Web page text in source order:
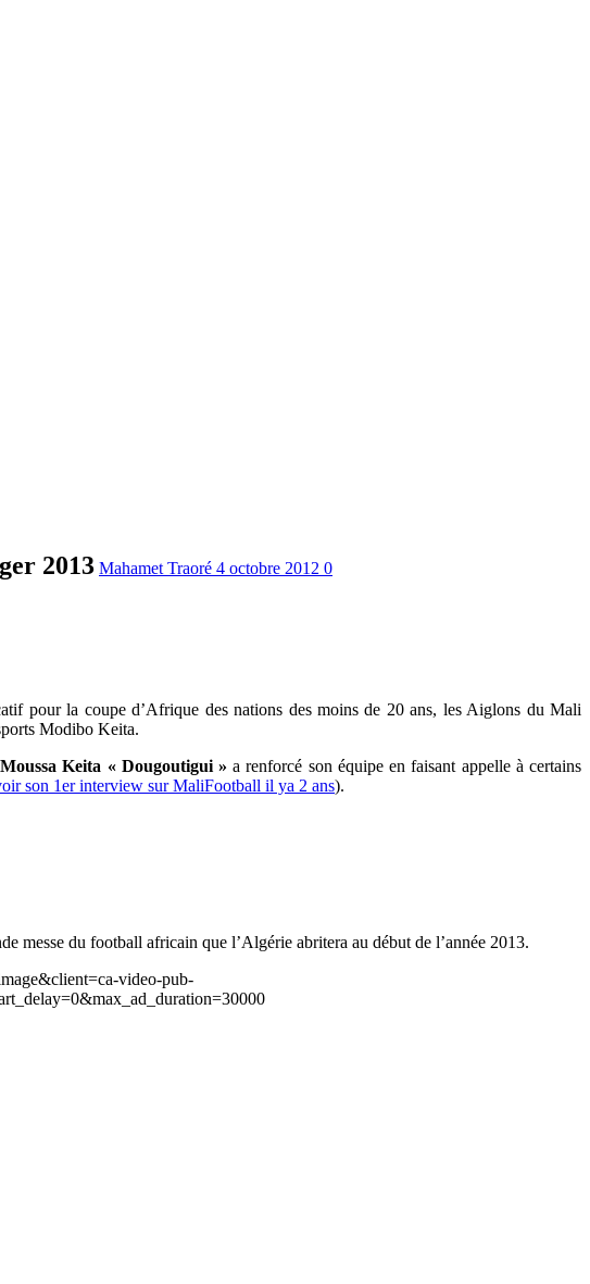
2013 Mahamet Traoré 4 octobre 2012 0
pour la coupe d’Afrique des nations des moins de 20 ans, les Aiglons du Mali
Modibo Keita.
Moussa Keita « Dougoutigui »a renforcé son équipe en faisant appelle à certains
son 1er interview sur MaliFootball il ya 2 ans).
messe du football africain que l’Algérie abritera au début de l’année 2013.
video-pub-